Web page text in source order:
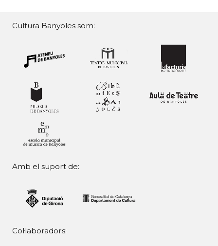
Cultura Banyoles som:
Amb el suport de:
Col·laboradors: